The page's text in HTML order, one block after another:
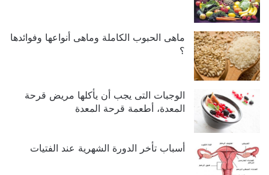
ماهى الحبوب الكاملة وماهى أنواعها وفوائدها
؟
الوجبات التى يجب أن يأكلها مريض قرحة
المعدة، أطعمة قرحة المعدة
أسباب تأخر الدورة الشهرية عند الفتيات